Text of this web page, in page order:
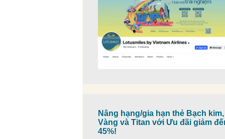
Nâng hạng/gia hạn thẻ Bạch kim,
Vàng và Titan với Ưu đãi giảm
45%!